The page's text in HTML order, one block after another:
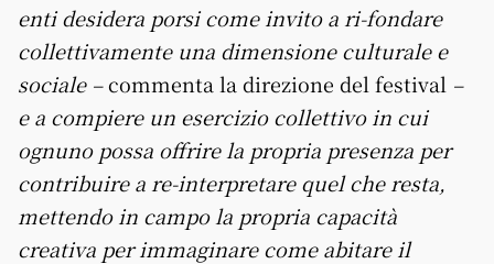
enti desidera porsi come invito a ri-fondare
collettivamente una dimensione culturale e
sociale –commenta la direzione del festival –
e a compiere un esercizio collettivo in cui
ognuno possa offrire la propria presenza per
contribuire a re-interpretare quel che resta,
mettendo in campo la propria capacità
creativa per immaginare come abitare il